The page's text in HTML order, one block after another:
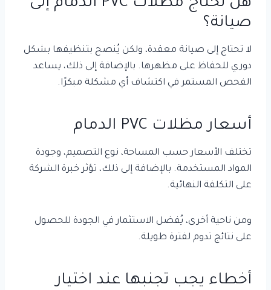
صيانة؟
لا تحتاج إلى صيانة معقدة، ولكن يُنصح بتنظيفها بشكل
دوري للحفاظ على مظهرها. بالإضافة إلى ذلك، يساعد
الفحص المستمر في اكتشاف أي مشكلة مبكرًا.
أسعار مظلات PVC الدمام
تختلف الأسعار حسب المساحة، نوع التصميم، وجودة
المواد المستخدمة. بالإضافة إلى ذلك، تؤثر خبرة الشركة
على التكلفة النهائية.
ومن ناحية أخرى، يُفضل الاستثمار في الجودة للحصول
على نتائج تدوم لفترة طويلة.
أخطاء يجب تجنبها عند اختيار